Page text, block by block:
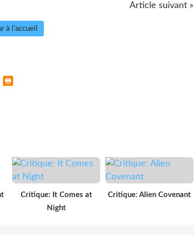
Article suivant »
à l'accueil
Critique: It Comes at
Night
Critique: Alien Covenant